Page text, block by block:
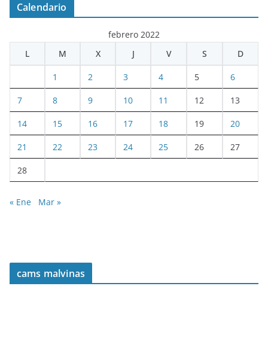
Calendario
febrero 2022
L
M X J V S D
1 2 3 4 5 6
7 8 9 10 11 12 13
14 15 16 17 18 19 20
21 22 23 24 25 26 27
28
« Ene Mar »
cams malvinas